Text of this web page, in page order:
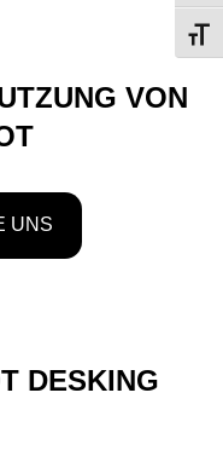
VON
UNS
DESKING